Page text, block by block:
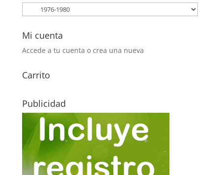
Mi cuenta
Accede a tu cuenta o crea una nueva
Carrito
Publicidad